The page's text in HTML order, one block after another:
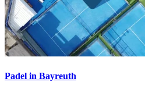
Padel in Bayreuth